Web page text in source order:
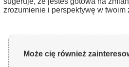
zrozumienie i perspektywę w twoim
Może cię również